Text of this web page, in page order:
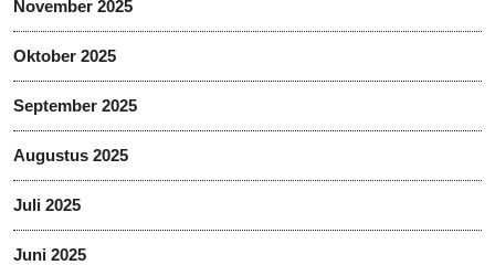
November 2025
Oktober 2025
September 2025
Augustus 2025
Juli 2025
Juni 2025